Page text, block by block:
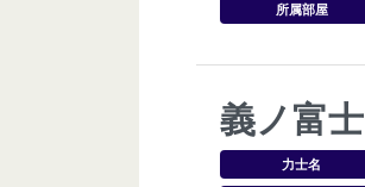
所属部屋
義ノ富士
力士名